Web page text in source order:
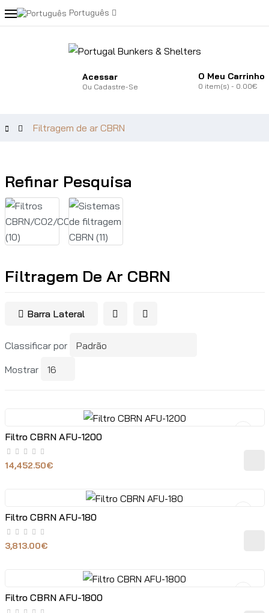
Português
Acessar
Ou Cadastre-Se
O Meu Carrinho
0 item(s) - 0.00€
Filtragem de ar CBRN
Refinar Pesquisa
Filtragem De Ar CBRN
Barra Lateral
Classificar por
Mostrar
Filtro CBRN AFU-1200
14,452.50€
Filtro CBRN AFU-180
3,813.00€
Filtro CBRN AFU-1800